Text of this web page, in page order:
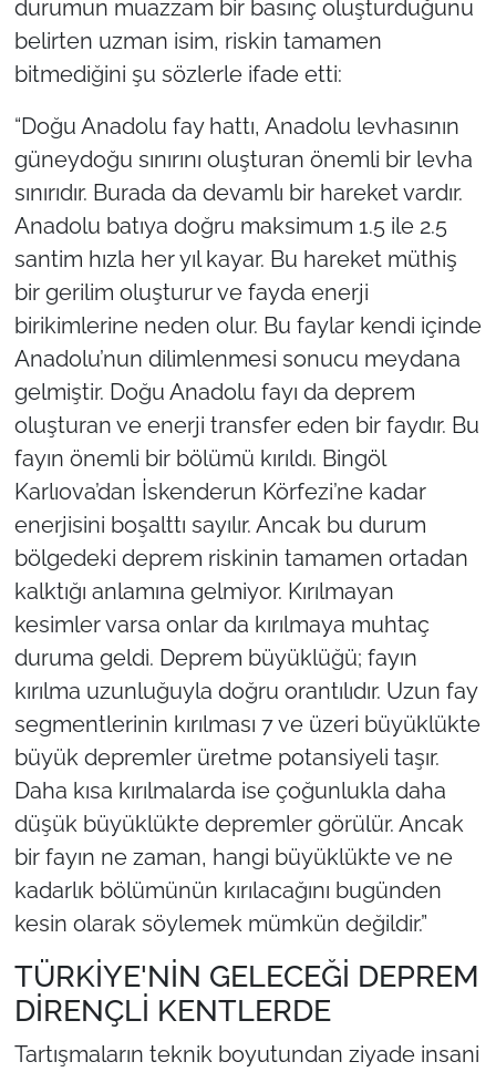
durumun muazzam bir basınç oluşturduğunu
belirten uzman isim, riskin tamamen
bitmediğini şu sözlerle ifade etti:
“Doğu Anadolu fay hattı, Anadolu levhasının
güneydoğu sınırını oluşturan önemli bir levha
sınırıdır. Burada da devamlı bir hareket vardır.
Anadolu batıya doğru maksimum 1.5 ile 2.5
santim hızla her yıl kayar. Bu hareket müthiş
bir gerilim oluşturur ve fayda enerji
birikimlerine neden olur. Bu faylar kendi içinde
Anadolu’nun dilimlenmesi sonucu meydana
gelmiştir. Doğu Anadolu fayı da deprem
oluşturan ve enerji transfer eden bir faydır. Bu
fayın önemli bir bölümü kırıldı. Bingöl
Karlıova’dan İskenderun Körfezi’ne kadar
enerjisini boşalttı sayılır. Ancak bu durum
bölgedeki deprem riskinin tamamen ortadan
kalktığı anlamına gelmiyor. Kırılmayan
kesimler varsa onlar da kırılmaya muhtaç
duruma geldi. Deprem büyüklüğü; fayın
kırılma uzunluğuyla doğru orantılıdır. Uzun fay
segmentlerinin kırılması 7 ve üzeri büyüklükte
büyük depremler üretme potansiyeli taşır.
Daha kısa kırılmalarda ise çoğunlukla daha
düşük büyüklükte depremler görülür. Ancak
bir fayın ne zaman, hangi büyüklükte ve ne
kadarlık bölümünün kırılacağını bugünden
kesin olarak söylemek mümkün değildir.”
TÜRKİYE'NİN GELECEĞİ DEPREM
DİRENÇLİ KENTLERDE
Tartışmaların teknik boyutundan ziyade insani